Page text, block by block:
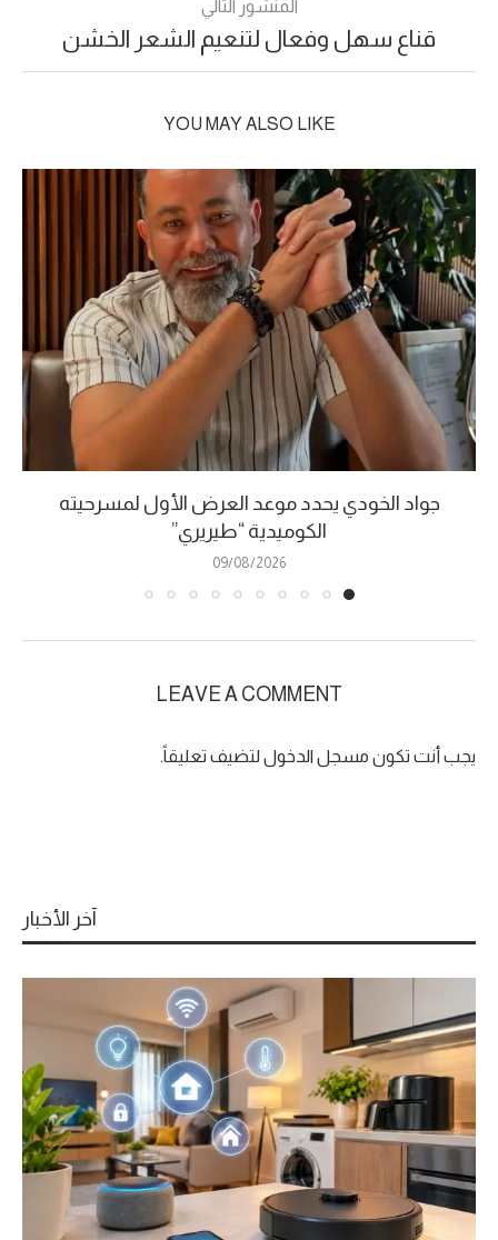
المنشور التالي
قناع سهل وفعال لتنعيم الشعر الخشن
YOU MAY ALSO LIKE
جواد الخودي يحدد موعد العرض الأول لمسرحيته
الكوميدية “طيريري”
09/08/2026
LEAVE A COMMENT
يجب أنت تكون مسجل الدخول لتضيف تعليقاً.
آخر الأخبار